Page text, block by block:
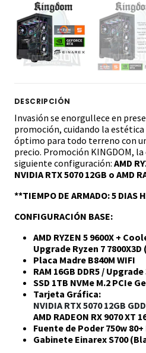
DESCRIPCIÓN
Invasión se enorgullece en
promoción, cuidando la
óptimo para todo terreno con
precio. Promoción KINGDOM,
siguiente configuración: AMD
NVIDIA RTX 5070 12GB o AMD
**TIEMPO DE ARMADO: 5 DIAS
CONFIGURACIÓN BASE:
AMD RYZEN 5 9600X +
Upgrade Ryzen 7
Placa Madre B840M WIFI
RAM 16GB DDR5 /
SSD 1TB NVMe M.2 PCIe
Tarjeta Gráfica:
NVIDIA RTX 5070 12GB
AMD RADEON RX 9070 XT
Fuente de Poder 750w
Gabinete Einarex S700